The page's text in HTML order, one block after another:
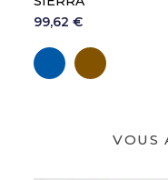
99,62 €
MarineMarron
VOUS